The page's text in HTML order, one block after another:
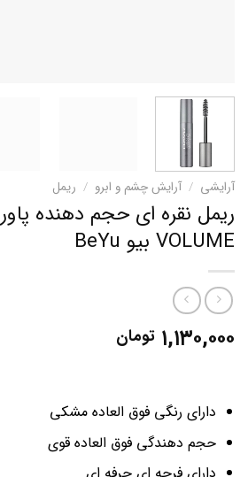
آرایشی / آرایش چشم و ابرو / ریمل
VOLUME بیو BeYu
۱,۱۳۰,۰۰۰ تومان
دارای رنگی فوق العاده مشکی
حجم دهندگی فوق العاده قوی